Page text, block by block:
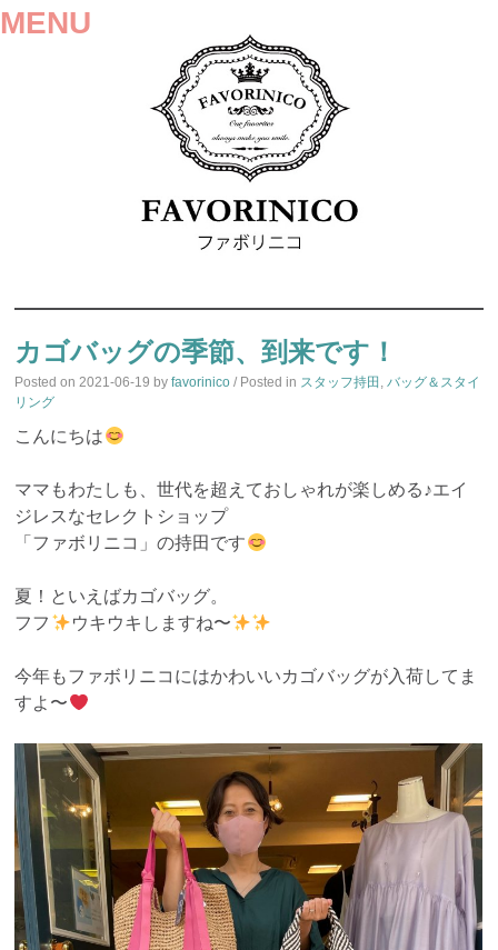
MENU
TO
CONTENT
カゴバッグの季節、到来です！
Posted on2021-06-19 byfavorinico / Posted in スタッフ持田 ,バッグ＆スタイ
リング
こんにちは
ママもわたしも、世代を超えておしゃれが楽しめる♪エイ
ジレスなセレクトショップ
「ファボリニコ」の持田です
夏！といえばカゴバッグ。
フフ
ウキウキしますね〜
今年もファボリニコにはかわいいカゴバッグが入荷してま
すよ〜